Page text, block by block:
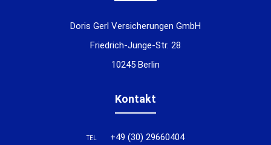
Doris Gerl Versicherungen GmbH
Friedrich-Junge-Str. 28
10245 Berlin
Kontakt
TEL +49 (30) 29660404